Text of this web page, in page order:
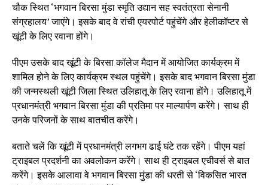
चौक स्थित ‘भगवान बिरसा मुंडा स्मृति उद्यान सह स्वतंत्रता सेनानी
संग्रहालय’ जाएंगे। इसके बाद वे रांची एयरपोर्ट पहुंचेंगे और हेलीकॉप्टर से
खूंटी के लिए रवाना होंगे।
पीएम उसके बाद खूंटी के बिरसा कॉलेज मैदान में आयोजित कार्यक्रम में
शामिल होने के लिए कार्यक्रम स्थल पहुंचेंगे। इसके बाद भगवान बिरसा मुंडा
की जन्मस्थली खूंटी जिला स्थित उलिहातू के लिए रवाना होंगे। उलिहातू में
प्रधानमंत्री भगवान बिरसा मुंडा की प्रतिमा पर माल्यार्पण करेंगे। साथ ही
उनके परिजनों के साथ बातचीत करेंगे।
बताते चलें कि खूंटी में प्रधानमंत्री लगभग ढाई घंटे तक रहेंगे। पीएम यहां
ट्राइबल प्रदर्शनी का अवलोकन करेंगे। साथ ही ट्राइबल एचीवर्स से बात
करेंगे। इसके आलावा वे भगवान बिरसा मुंडा की धरती से ‘विकसित भारत